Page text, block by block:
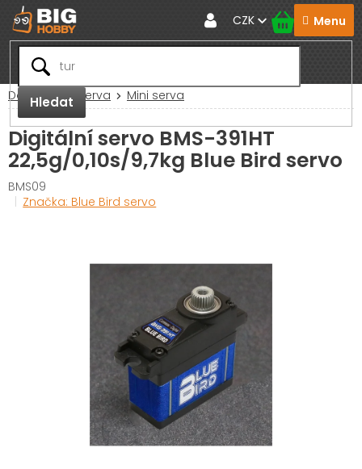
Přejít
na
obsah
Hledat
CZK
Domů RC Serva Mini serva
Digitální servo BMS-391HT
22,5g/0,10s/9,7kg Blue Bird servo
BMS09
Značka: Blue Bird servo